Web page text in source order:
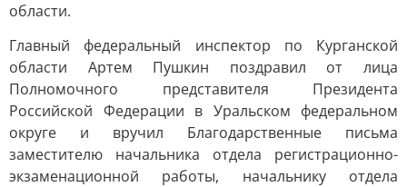
области.
Главный федеральный инспектор по Курганской
области Артем Пушкин поздравил от лица
Полномочного представителя Президента
Российской Федерации в Уральском федеральном
округе и вручил Благодарственные письма
заместителю начальника отдела регистрационно-
экзаменационной работы, начальнику отдела